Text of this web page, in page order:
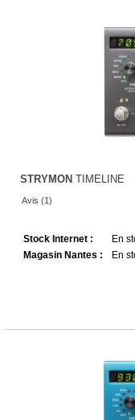
STRYMON TIMELINE
Avis (1)
Stock Internet :
En
Magasin Nantes :
En